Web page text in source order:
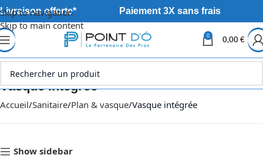
Skip to navigation
Skip to main content
Livraison offerte* Paiement 3X sans frais
0
0,00 €
Vasque intégrée
Accueil Sanitaire Plan & vasque Vasque intégrée
Show sidebar